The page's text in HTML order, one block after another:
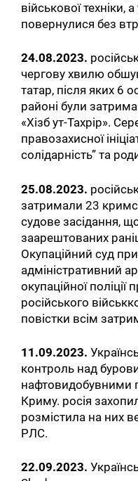
військової техніки,
повернулися без
24.08.2023.
чергову хвилю
татар, після яких 6
районі були
«Хізб ут-Тахрір».
правозахисної
солідарність” та
25.08.2023.
затримали 23
судове засідання,
заарештованих
Окупаційний суд
адміністративний
окупаційної
російського
повістки всім
11.09.2023.
контроль над
нафтовидобувними
Криму. росія
розмістила на них
РЛС.
22.09.2023.